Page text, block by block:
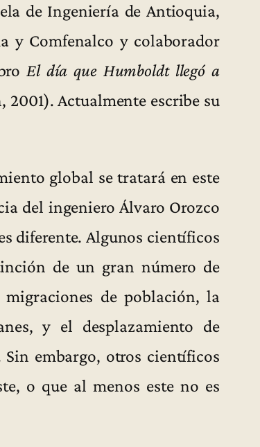
de Ingeniería de Antioquia,
y Comfenalco y colaborador
El día que Humboldt llegó a
Actualmente escribe su
global se tratará en este
del ingeniero Álvaro Orozco
diferente. Algunos científicos
de un gran número de
migraciones de población, la
y el desplazamiento de
Sin embargo, otros científicos
o que al menos este no es